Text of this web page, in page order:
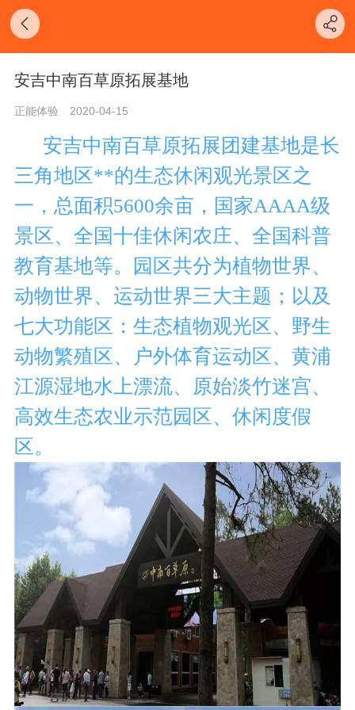
安吉中南百草原拓展基地
正能体验 2020-04-15
安吉中南百草原拓展团建基地是长
三角地区**的生态休闲观光景区之
一，总面积5600余亩，国家AAAA级
景区、全国十佳休闲农庄、全国科普
教育基地等。
园区共分为植物世界、
动物世界、运动世界三大主题；以及
七大功能区：生态植物观光区、野生
动物繁殖区、户外体育运动区、黄浦
江源湿地水上漂流、原始淡竹迷宫、
高效生态农业示范园区、休闲度假
区。